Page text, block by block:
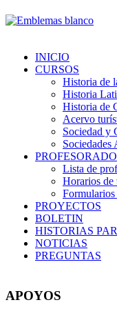
INICIO
CURSOS
Historia de
Historia
Historia de
Acervo
Sociedad y
Sociedades
PROFESORADO
Lista de
Horarios de
PROYECTOS
BOLETIN
HISTORIAS
NOTICIAS
PREGUNTAS
APOYOS